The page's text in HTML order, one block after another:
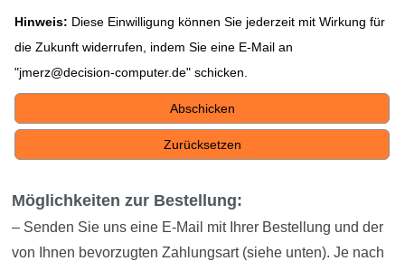
Hinweis: Diese Einwilligung können Sie jederzeit mit Wirkung für
die Zukunft widerrufen, indem Sie eine E-Mail an
"jmerz@decision-computer.de" schicken.
Möglichkeiten zur Bestellung:
– Senden Sie uns eine E-Mail mit Ihrer Bestellung und der
von Ihnen bevorzugten Zahlungsart (siehe unten). Je nach